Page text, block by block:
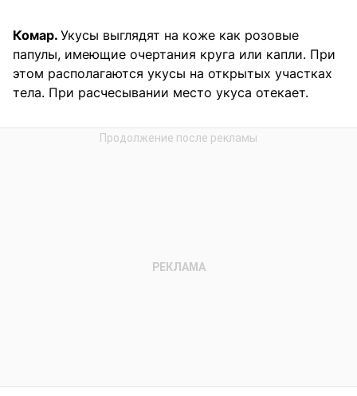
Комар. Укусы выглядят на коже как розовые
папулы, имеющие очертания круга или капли. При
этом располагаются укусы на открытых участках
тела. При расчесывании место укуса отекает.